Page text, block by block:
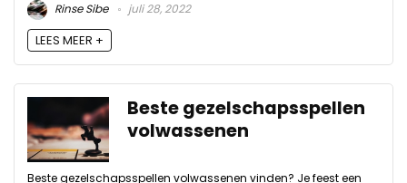
Rinse Sibe
juli 28, 2022
LEES MEER +
Beste gezelschapsspellen
volwassenen
Beste gezelschapsspellen volwassenen vinden? Je feest een